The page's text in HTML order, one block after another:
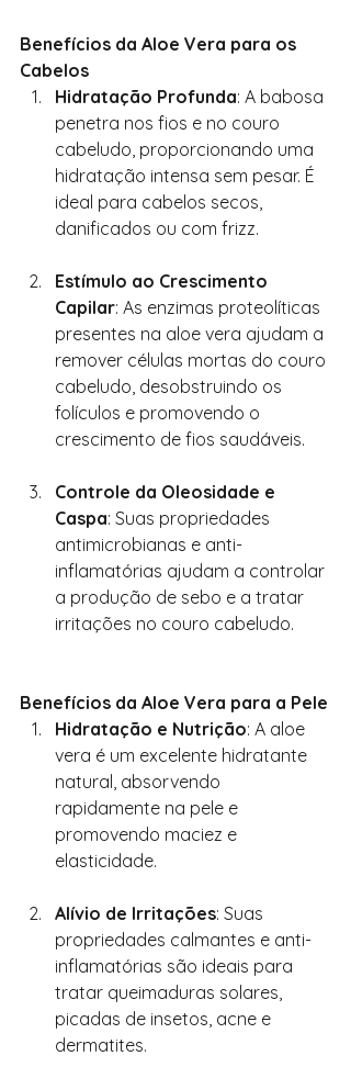
Benefícios da Aloe Vera para os
Cabelos
Hidratação Profunda: A babosa
penetra nos fios e no couro
cabeludo, proporcionando uma
hidratação intensa sem pesar. É
ideal para cabelos secos,
danificados ou com frizz.
Estímulo ao Crescimento
Capilar: As enzimas proteolíticas
presentes na aloe vera ajudam a
remover células mortas do couro
cabeludo, desobstruindo os
folículos e promovendo o
crescimento de fios saudáveis.
Controle da Oleosidade e
Caspa: Suas propriedades
antimicrobianas e anti-
inflamatórias ajudam a controlar
a produção de sebo e a tratar
irritações no couro cabeludo.
Benefícios da Aloe Vera para a Pele
Hidratação e Nutrição: A aloe
vera é um excelente hidratante
natural, absorvendo
rapidamente na pele e
promovendo maciez e
elasticidade.
Alívio de Irritações: Suas
propriedades calmantes e anti-
inflamatórias são ideais para
tratar queimaduras solares,
picadas de insetos, acne e
dermatites.